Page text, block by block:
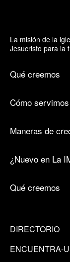
La misión de la
Jesucristo para la
Qué creemos
Cómo servimos
Maneras de
¿Nuevo en La
Qué creemos
DIRECTORIO
ENCUENTRA-